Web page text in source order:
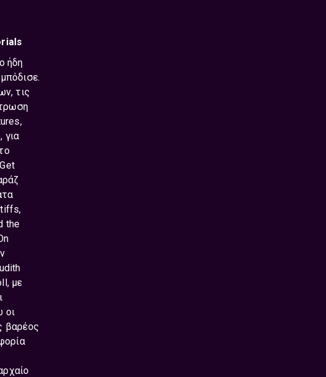
ήδη
τις
για
the
με
οι
βαρέος